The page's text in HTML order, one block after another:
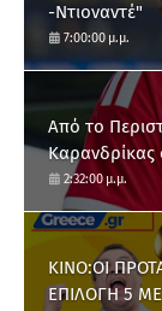
-Ντιοναντέ"
7:00:00 μ.μ.
Από το
2:32:00 μ.μ.
ΚΙΝΟ:ΟΙ
ΕΠΙΛΟΓΗ 5